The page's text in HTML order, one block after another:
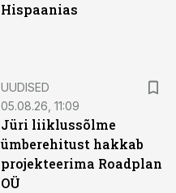
Hispaanias
UUDISED
05.08.26, 11:09
Jüri liiklussõlme
ümberehitust hakkab
projekteerima Roadplan
OÜ